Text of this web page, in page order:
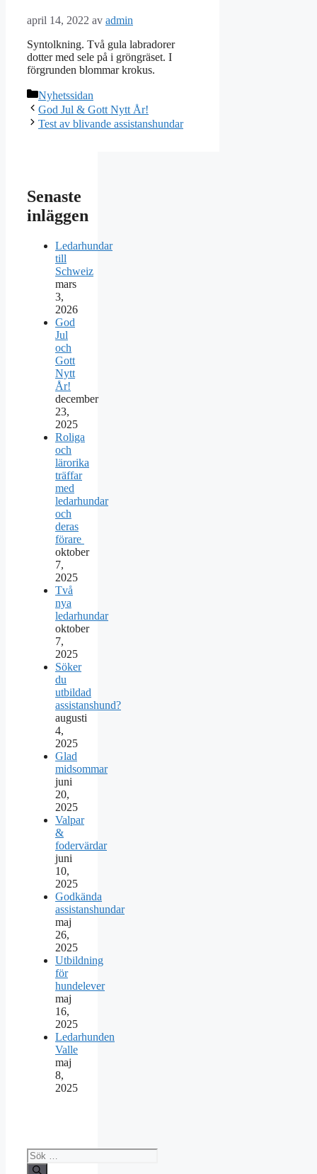
april 14, 2022 av admin
Syntolkning. Två gula labradorer
dotter med sele på i gröngräset. I
förgrunden blommar krokus.
Kategorier
Nyhetssidan
God Jul & Gott Nytt År!
Test av blivande assistanshundar
Senaste
inläggen
Ledarhundar
till
Schweiz
mars
3,
2026
God
Jul
och
Gott
Nytt
År!
december
23,
2025
Roliga
och
lärorika
träffar
med
ledarhundar
och
deras
förare
oktober
7,
2025
Två
nya
ledarhundar
oktober
7,
2025
Söker
du
utbildad
assistanshund?
augusti
4,
2025
Glad
midsommar
juni
20,
2025
Valpar
&
fodervärdar
juni
10,
2025
Godkända
assistanshundar
maj
26,
2025
Utbildning
för
hundelever
maj
16,
2025
Ledarhunden
Valle
maj
8,
2025
Sök
efter: